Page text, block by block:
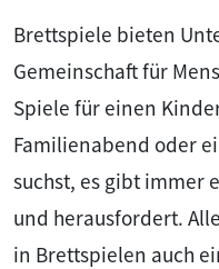
Brettspiele bieten
Gemeinschaft für
Spiele für einen
Familienabend oder
suchst, es gibt immer
und herausfordert.
in Brettspielen auch